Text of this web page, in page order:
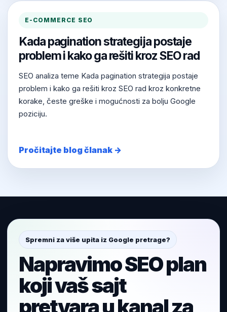
E-COMMERCE SEO
Kada pagination strategija postaje
problem i kako ga rešiti kroz SEO rad
SEO analiza teme Kada pagination strategija postaje
problem i kako ga rešiti kroz SEO rad kroz konkretne
korake, česte greške i mogućnosti za bolju Google
poziciju.
Pročitajte blog članak →
Spremni za više upita iz Google pretrage?
Napravimo SEO plan
koji vaš sajt
pretvara u kanal za